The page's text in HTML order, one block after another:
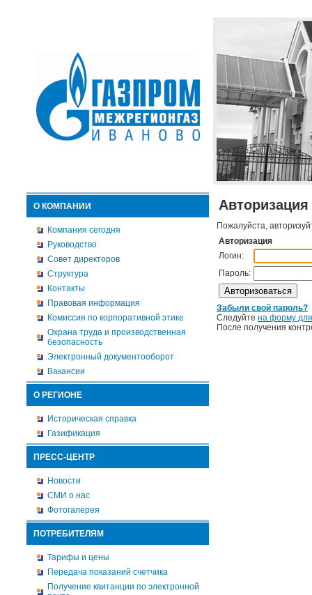
О КОМПАНИИ
Компания сегодня
Руководство
Совет директоров
Структура
Контакты
Правовая информация
Комиссия по корпоративной этике
Охрана труда и производственная
безопасность
Электронный документооборот
Вакансии
О РЕГИОНЕ
Историческая справка
Газификация
ПРЕСС-ЦЕНТР
Новости
СМИ о нас
Фотогалерея
ПОТРЕБИТЕЛЯМ
Тарифы и цены
Передача показаний счетчика
Получение квитанции по электронной
Авторизация
Пожалуйста,
Авторизация
Логин:
Пароль:
Забыли свой пароль?
Следуйте на форму
После получения